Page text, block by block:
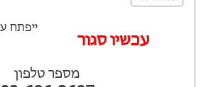
עכשיו סגור
מספר טלפון